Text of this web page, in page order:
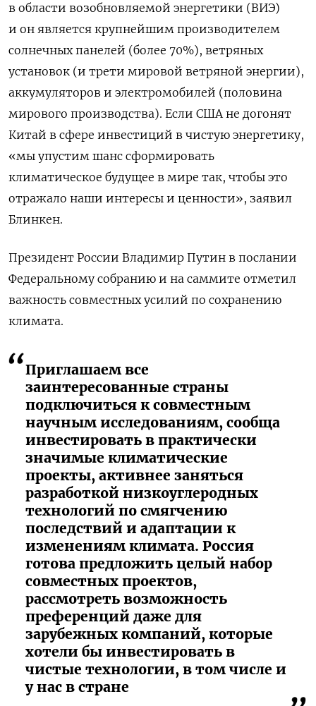
в области возобновляемой энергетики (ВИЭ)
и он является крупнейшим производителем
солнечных панелей (более 70%), ветряных
установок (и трети мировой ветряной энергии),
аккумуляторов и электромобилей (половина
мирового производства). Если США не догонят
Китай в сфере инвестиций в чистую энергетику,
«мы упустим шанс сформировать
климатическое будущее в мире так, чтобы это
отражало наши интересы и ценности», заявил
Блинкен.
Президент России Владимир Путин в послании
Федеральному собранию и на саммите отметил
важность совместных усилий по сохранению
климата.
Приглашаем все
заинтересованные страны
подключиться к совместным
научным исследованиям, сообща
инвестировать в практически
значимые климатические
проекты, активнее заняться
разработкой низкоуглеродных
технологий по смягчению
последствий и адаптации к
изменениям климата. Россия
готова предложить целый набор
совместных проектов,
рассмотреть возможность
преференций даже для
зарубежных компаний, которые
хотели бы инвестировать в
чистые технологии, в том числе и
у нас в стране